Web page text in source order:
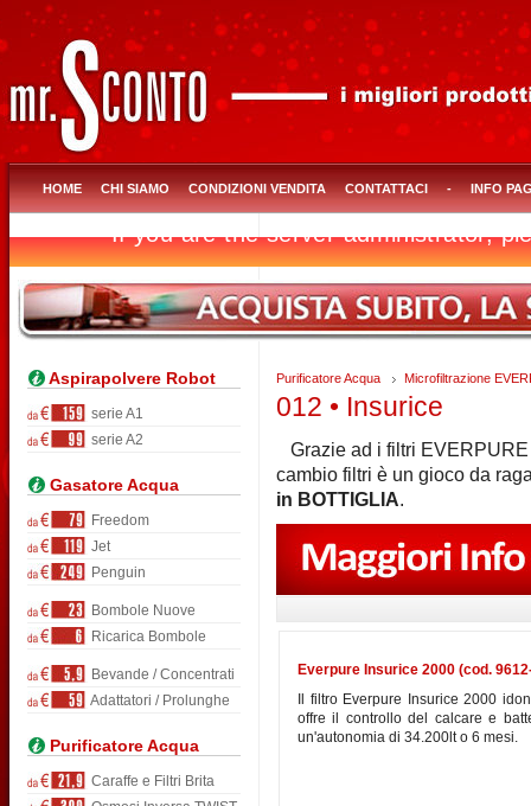
HOME CHI SIAMO CONDIZIONI VENDITA CONTATTACI - INFO
Aspirapolvere Robot
serie A1
serie A2
Gasatore Acqua
Freedom
Jet
Penguin
Bombole Nuove
Ricarica Bombole
Bevande / Concentrati
Adattatori / Prolunghe
Purificatore Acqua
Caraffe e Filtri Brita
Purificatore Acqua Microfiltrazione
012 • Insurice
Grazie ad i filtri
cambio filtri è un gioco da
in BOTTIGLIA.
Everpure Insurice 2000 (cod.
Il filtro Everpure Insurice 2000
offre il controllo del calcare e
un'autonomia di 34.200lt o 6 mesi.